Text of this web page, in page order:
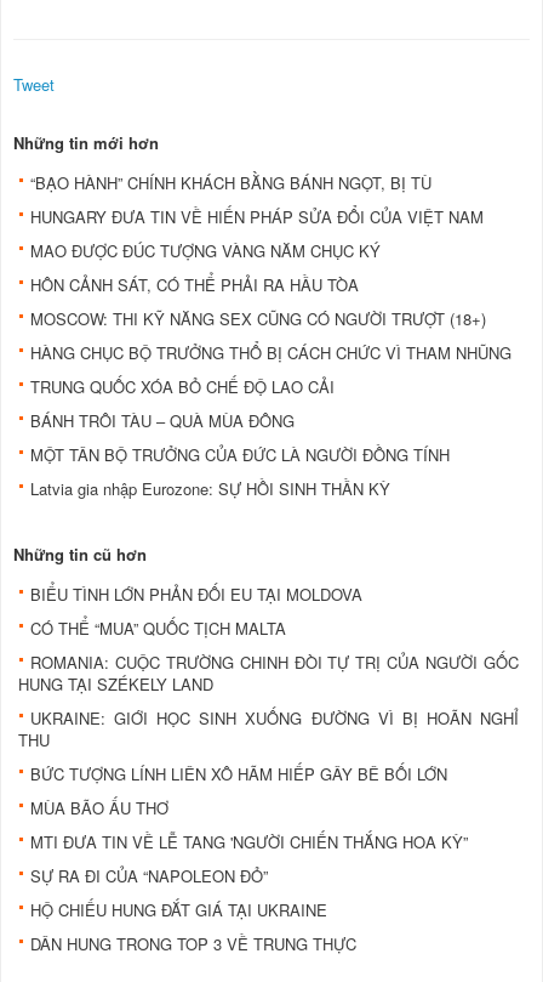
Tweet
Những tin mới hơn
“BẠO HÀNH” CHÍNH KHÁCH BẰNG BÁNH NGỌT, BỊ TÙ
HUNGARY ĐƯA TIN VỀ HIẾN PHÁP SỬA ĐỔI CỦA VIỆT NAM
MAO ĐƯỢC ĐÚC TƯỢNG VÀNG NĂM CHỤC KÝ
HÔN CẢNH SÁT, CÓ THỂ PHẢI RA HẦU TÒA
MOSCOW: THI KỸ NĂNG SEX CŨNG CÓ NGƯỜI TRƯỢT (18+)
HÀNG CHỤC BỘ TRƯỞNG THỔ BỊ CÁCH CHỨC VÌ THAM NHŨNG
TRUNG QUỐC XÓA BỎ CHẾ ĐỘ LAO CẢI
BÁNH TRÔI TÀU – QUÀ MÙA ĐÔNG
MỘT TÂN BỘ TRƯỞNG CỦA ĐỨC LÀ NGƯỜI ĐỒNG TÍNH
Latvia gia nhập Eurozone: SỰ HỒI SINH THẦN KỲ
Những tin cũ hơn
BIỂU TÌNH LỚN PHẢN ĐỐI EU TẠI MOLDOVA
CÓ THỂ “MUA” QUỐC TỊCH MALTA
ROMANIA: CUỘC TRƯỜNG CHINH ĐÒI TỰ TRỊ CỦA NGƯỜI GỐC
HUNG TẠI SZÉKELY LAND
UKRAINE: GIỚI HỌC SINH XUỐNG ĐƯỜNG VÌ BỊ HOÃN NGHỈ
THU
BỨC TƯỢNG LÍNH LIÊN XÔ HÃM HIẾP GÂY BÊ BỐI LỚN
MÙA BÃO ẤU THƠ
MTI ĐƯA TIN VỀ LỄ TANG 'NGƯỜI CHIẾN THẮNG HOA KỲ”
SỰ RA ĐI CỦA “NAPOLEON ĐỎ”
HỘ CHIẾU HUNG ĐẮT GIÁ TẠI UKRAINE
DÂN HUNG TRONG TOP 3 VỀ TRUNG THỰC